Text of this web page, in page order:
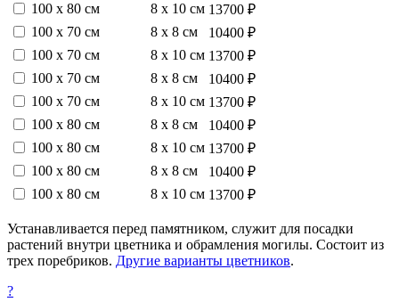
100 х 80 см
8 х 10 см 13700 ₽
100 х 70 см
8 х 8 см
10400 ₽
100 х 70 см
8 х 10 см 13700 ₽
100 х 70 см
8 х 8 см
10400 ₽
100 х 70 см
8 х 10 см 13700 ₽
100 х 80 см
8 х 8 см
10400 ₽
100 х 80 см
8 х 10 см 13700 ₽
100 х 80 см
8 х 8 см
10400 ₽
100 х 80 см
8 х 10 см 13700 ₽
Устанавливается перед памятником, служит для посадки
растений внутри цветника и обрамления могилы. Состоит из
трех поребриков. Другие варианты цветников.
?